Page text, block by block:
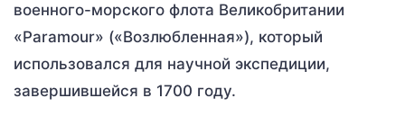
военного-морского флота Великобритании
«Paramour» («Возлюбленная»), который
использовался для научной экспедиции,
завершившейся в 1700 году.